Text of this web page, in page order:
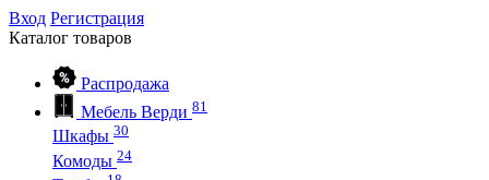
Вход Регистрация
Каталог товаров
Распродажа
Мебель Верди 81
Шкафы 30
Комоды 24